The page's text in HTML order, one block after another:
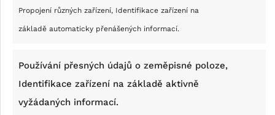
Propojení různých zařízení, Identifikace zařízení na
základě automaticky přenášených informací.
Používání přesných údajů o zeměpisné poloze,
Identifikace zařízení na základě aktivně
vyžádaných informací.
Nová grafická kalkulačka TI-84 Evo má USB-C a
třikrát rychlejší procesor. Wi-Fi schválně nemá.